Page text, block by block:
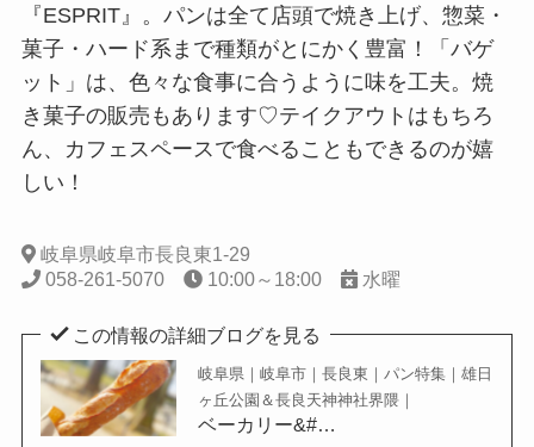
『ESPRIT』。パンは全て店頭で焼き上げ、惣菜・
菓子・ハード系まで種類がとにかく豊富！「バゲ
ット」は、色々な食事に合うように味を工夫。焼
き菓子の販売もあります♡テイクアウトはもちろ
ん、カフェスペースで食べることもできるのが嬉
しい！
岐阜県岐阜市長良東1-29
058-261-5070
10:00～18:00 水曜
この情報の詳細ブログを見る
岐阜県｜岐阜市｜長良東｜パン特集｜雄日
ヶ丘公園＆長良天神神社界隈｜
ベーカリー&#…